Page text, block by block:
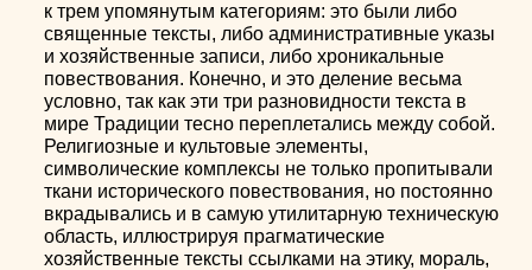
к трем упомянутым категориям: это были либо
священные тексты, либо административные указы
и хозяйственные записи, либо хроникальные
повествования. Конечно, и это деление весьма
условно, так как эти три разновидности текста в
мире Традиции тесно переплетались между собой.
Религиозные и культовые элементы,
символические комплексы не только пропитывали
ткани исторического повествования, но постоянно
вкрадывались и в самую утилитарную техническую
область, иллюстрируя прагматические
хозяйственные тексты ссылками на этику, мораль,